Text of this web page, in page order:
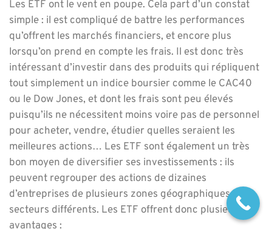
Les ETF ont le vent en poupe. Cela part d’un constat
simple : il est compliqué de battre les performances
qu’offrent les marchés financiers, et encore plus
lorsqu’on prend en compte les frais. Il est donc très
intéressant d’investir dans des produits qui répliquent
tout simplement un indice boursier comme le CAC40
ou le Dow Jones, et dont les frais sont peu élevés
puisqu’ils ne nécessitent moins voire pas de personnel
pour acheter, vendre, étudier quelles seraient les
meilleures actions… Les ETF sont également un très
bon moyen de diversifier ses investissements : ils
peuvent regrouper des actions de dizaines
d’entreprises de plusieurs zones géographiques et de
secteurs différents. Les ETF offrent donc plusieurs
avantages :